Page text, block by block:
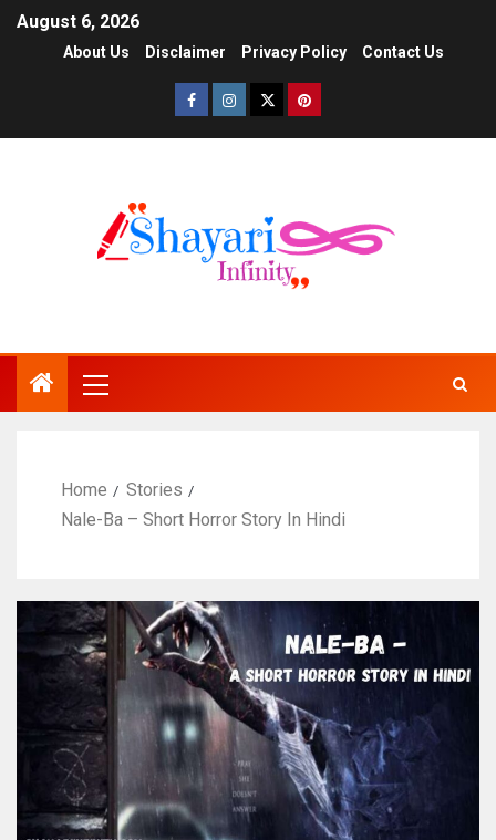
August 6, 2026
About Us Disclaimer Privacy Policy Contact Us
Home
Stories
Nale-Ba – Short Horror Story In Hindi